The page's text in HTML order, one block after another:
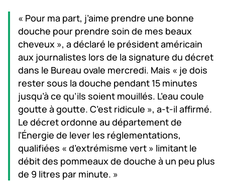
« Pour ma part, j’aime prendre une bonne
douche pour prendre soin de mes beaux
cheveux », a déclaré le président américain
aux journalistes lors de la signature du décret
dans le Bureau ovale mercredi. Mais « je dois
rester sous la douche pendant 15 minutes
jusqu’à ce qu’ils soient mouillés. L’eau coule
goutte à goutte. C’est ridicule », a-t-il affirmé.
Le décret ordonne au département de
l’Énergie de lever les réglementations,
qualifiées « d’extrémisme vert » limitant le
débit des pommeaux de douche à un peu plus
de 9 litres par minute. »